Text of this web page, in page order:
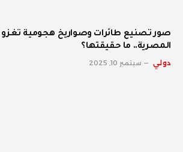
صور تصنيع طائرات وصواريخ هجومية
المصرية.. ما حقيقتها؟
دولي سبتمبر 10, 2025